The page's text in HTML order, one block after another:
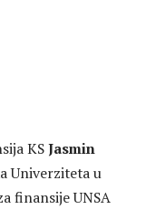
KSJasmin
Univerziteta u
finansije UNSA